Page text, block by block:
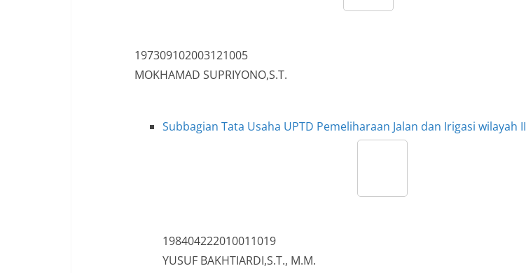
197309102003121005
MOKHAMAD SUPRIYONO,S.T.
Subbagian Tata Usaha UPTD Pemeliharaan Jalan dan Irigasi wilayah II
198404222010011019
YUSUF BAKHTIARDI,S.T., M.M.